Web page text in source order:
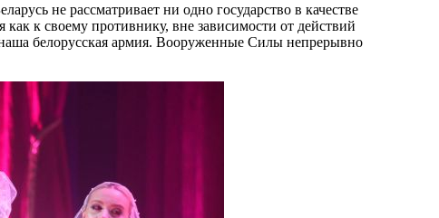
не рассматривает ни одно государство в качестве
к своему противнику, вне зависимости от действий
белорусская армия. Вооруженные Силы непрерывно